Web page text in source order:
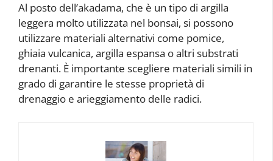
Al posto dell’akadama, che è un tipo di argilla
leggera molto utilizzata nel bonsai, si possono
utilizzare materiali alternativi come pomice,
ghiaia vulcanica, argilla espansa o altri substrati
drenanti. È importante scegliere materiali simili in
grado di garantire le stesse proprietà di
drenaggio e arieggiamento delle radici.